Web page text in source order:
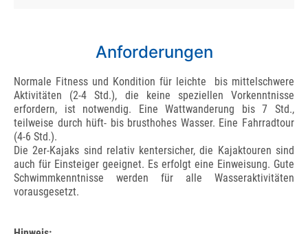
Anforderungen
Normale Fitness und Kondition für leichte bis mittelschwere
Aktivitäten (2-4 Std.), die keine speziellen Vorkenntnisse
erfordern, ist notwendig. Eine Wattwanderung bis 7 Std.,
teilweise durch hüft- bis brusthohes Wasser. Eine Fahrradtour
(4-6 Std.).
Die 2er-Kajaks sind relativ kentersicher, die Kajaktouren sind
auch für Einsteiger geeignet. Es erfolgt eine Einweisung. Gute
Schwimmkenntnisse werden für alle Wasseraktivitäten
vorausgesetzt.